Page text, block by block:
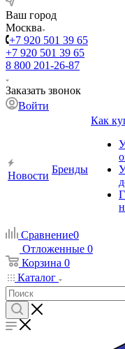
Ваш город
Москва
+7 920 501 39 65
+7 920 501 39 65
8 800 201-26-87
Заказать звонок
Войти
Новости
Бренды
Как
Сравнение0
Отложенные 0
Корзина 0
Каталог